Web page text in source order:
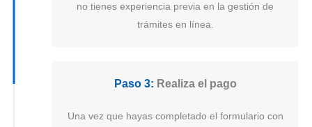
no tienes experiencia previa en la gestión de
trámites en línea.
Paso 3: Realiza el pago
Una vez que hayas completado el formulario con